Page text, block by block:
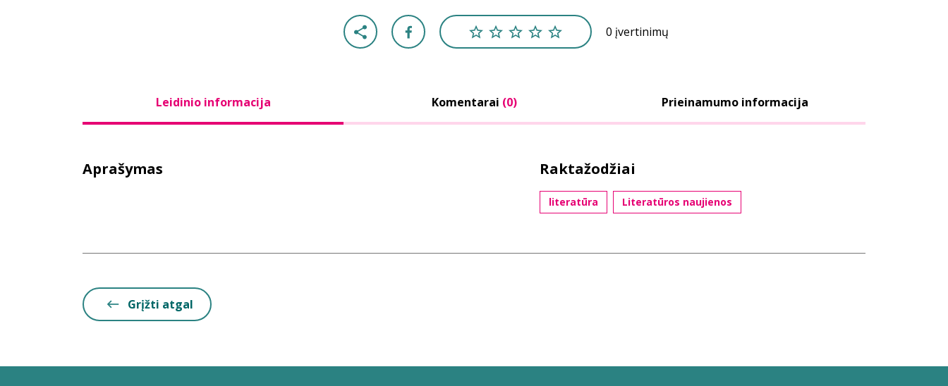
0 įvertinimų
Leidinio informacija Komentarai (0) Prieinamumo informacija
Aprašymas Raktažodžiai
literatūra Literatūros naujienos
Grįžti atgal